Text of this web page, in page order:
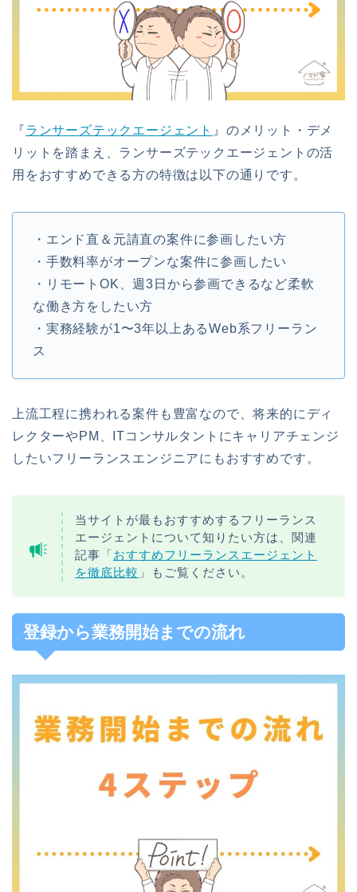
『ランサーズテックエージェント 』のメリット・デメ
リットを踏まえ、ランサーズテックエージェントの活
用をおすすめできる方の特徴は以下の通りです。
・エンド直＆元請直の案件に参画したい方
・手数料率がオープンな案件に参画したい
・リモートOK、週3日から参画できるなど柔軟
な働き方をしたい方
・実務経験が1〜3年以上あるWeb系フリーラン
ス
上流工程に携われる案件も豊富なので、将来的にディ
レクターやPM、ITコンサルタントにキャリアチェンジ
したいフリーランスエンジニアにもおすすめです。
当サイトが最もおすすめするフリーランス
エージェントについて知りたい方は、関連
記事「おすすめフリーランスエージェント
を徹底比較 」もご覧ください。
登録から業務開始までの流れ